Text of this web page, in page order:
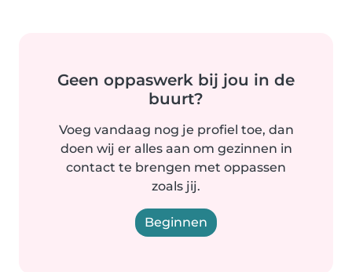
Geen oppaswerk bij jou in de
buurt?
Voeg vandaag nog je profiel toe, dan
doen wij er alles aan om gezinnen in
contact te brengen met oppassen
zoals jij.
Beginnen